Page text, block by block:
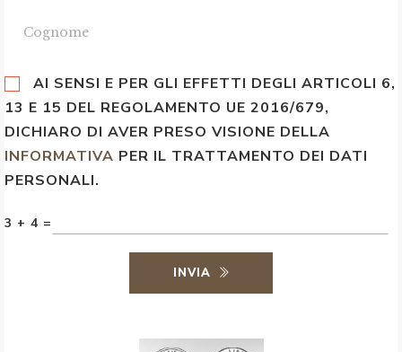
AI SENSI E PER GLI EFFETTI DEGLI ARTICOLI 6,
13 E 15 DEL REGOLAMENTO UE 2016/679,
DICHIARO DI AVER PRESO VISIONE DELLA
INFORMATIVA PER IL TRATTAMENTO DEI DATI
PERSONALI.
3 + 4 =
INVIA